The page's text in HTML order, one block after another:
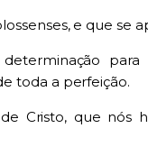
e que
toda a perfeição.
Cristo, que nós